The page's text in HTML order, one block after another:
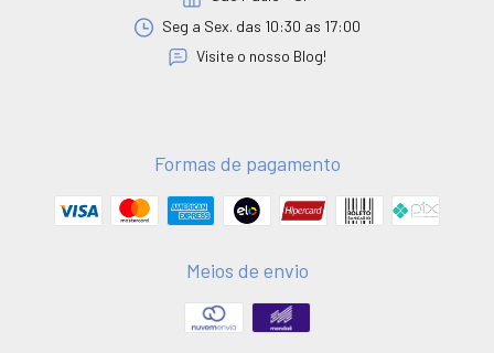
Seg a Sex. das 10:30 as 17:00
Visite o nosso Blog!
Formas de pagamento
Meios de envio